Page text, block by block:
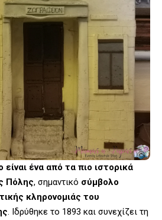
ένα από τα πιο ιστορικά
Πόλης, σημαντικό σύμβολο
κληρονομιάς του
. Ιδρύθηκε το 1893 και συνεχίζει τη